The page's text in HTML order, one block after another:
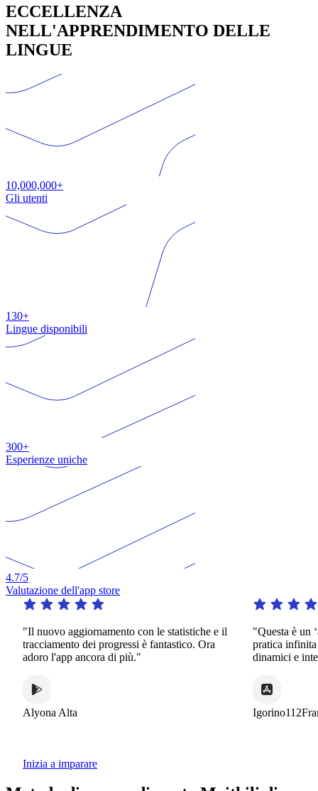
ECCELLENZA
NELL'APPRENDIMENTO DELLE
LINGUE
10,000,000+
Gli utenti
130+
Lingue disponibili
300+
Esperienze uniche
4.7/5
Valutazione dell'app store
"Il nuovo aggiornamento con le statistiche e il
tracciamento dei progressi è fantastico. Ora
adoro l'app ancora di più."
Alyona Alta
"Questa è un
pratica infinita
dinamici e
Igorino112France
Inizia a imparare